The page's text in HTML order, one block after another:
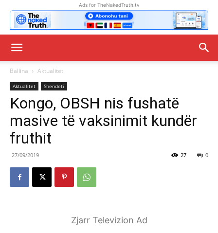
Ads for TheNakedTruth.tv
Ballina Aktualitet
Aktualitet Shendeti
Kongo, OBSH nis fushatë
masive të vaksinimit kundër
fruthit
27/09/2019 0
27
Zjarr Televizion Ad